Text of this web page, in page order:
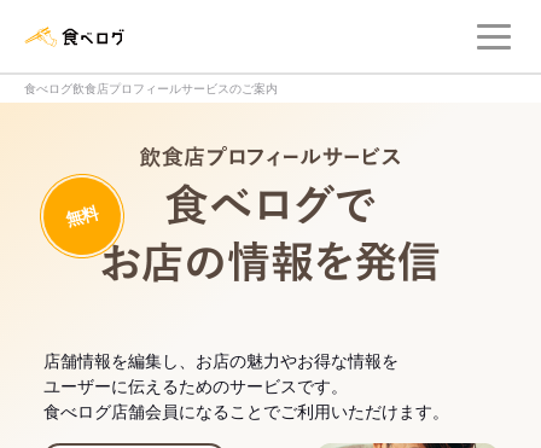
食べログ飲食店プロフィールサービスのご案内
無料
店舗情報を編集し、お店の魅力やお得な情報を
ユーザーに伝えるためのサービスです。
食べログ店舗会員になることでご利用いただけます。